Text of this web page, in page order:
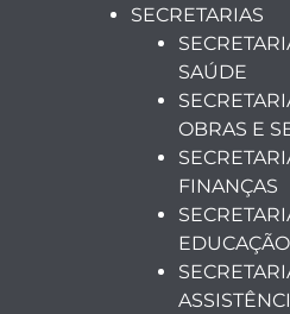
SECRETARIAS
SAÚDE
OBRAS E
FINANÇAS
EDUCAÇÃO